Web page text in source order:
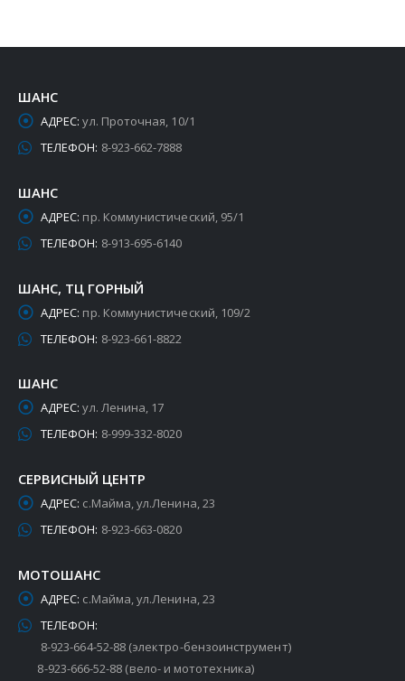
ШАНС
АДРЕС: ул. Проточная, 10/1
ТЕЛЕФОН: 8-923-662-7888
ШАНС
АДРЕС: пр. Коммунистический, 95/1
ТЕЛЕФОН: 8-913-695-6140
ШАНС, ТЦ ГОРНЫЙ
АДРЕС: пр. Коммунистический, 109/2
ТЕЛЕФОН: 8-923-661-8822
ШАНС
АДРЕС: ул. Ленина, 17
ТЕЛЕФОН: 8-999-332-8020
СЕРВИСНЫЙ ЦЕНТР
АДРЕС: с.Майма, ул.Ленина, 23
ТЕЛЕФОН: 8-923-663-0820
МОТОШАНС
АДРЕС: с.Майма, ул.Ленина, 23
ТЕЛЕФОН:
8-923-664-52-88 (электро-бензоинструмент)
8-923-666-52-88 (вело- и мототехника)